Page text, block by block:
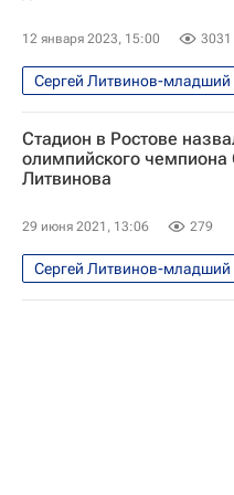
12 января 2023, 15:00 3031
Сергей Литвинов-младший
Вокруг спорта
Допинг
Авторы РИА Новости Спорт
Материалы РИА Спорт
Стадион в Ростове
олимпийского чемпиона
Литвинова
29 июня 2021, 13:06 279
Сергей Литвинов-младший
Легкая атлетика